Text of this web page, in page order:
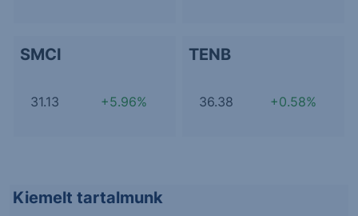
SMCI
31.13 +5.96%
TENB
36.38 +0.58%
Kiemelt tartalmunk